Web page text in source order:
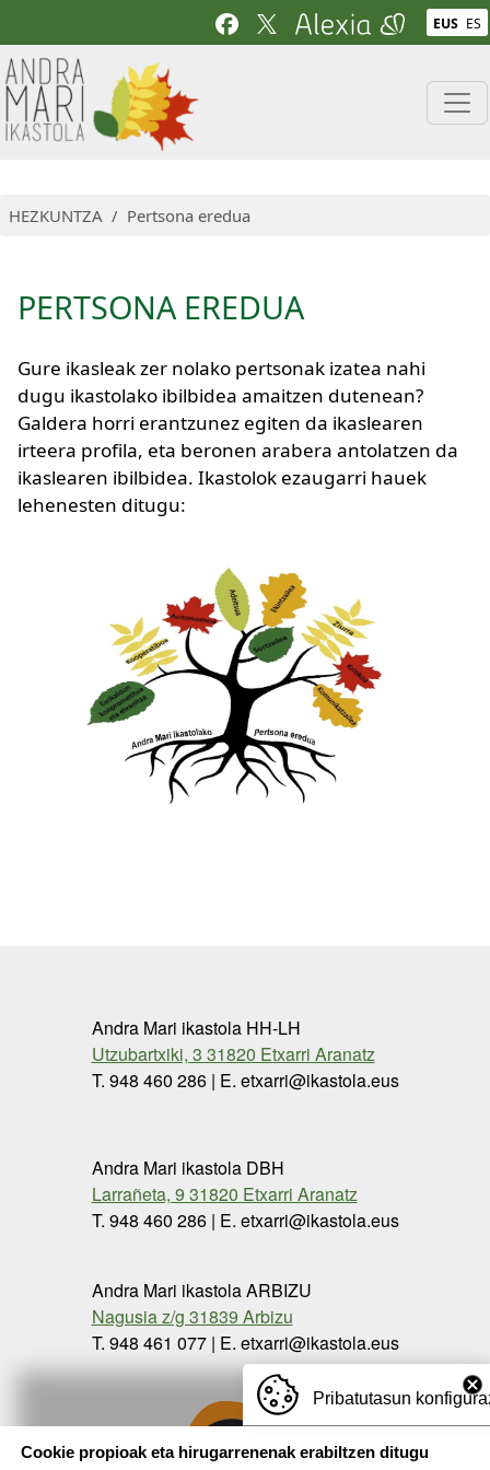
EUS ES
HEZKUNTZA Pertsona eredua
PERTSONA EREDUA
Gure ikasleak zer nolako pertsonak izatea nahi
dugu ikastolako ibilbidea amaitzen dutenean?
Galdera horri erantzunez egiten da ikaslearen
irteera profila, eta beronen arabera antolatzen da
ikaslearen ibilbidea. Ikastolok ezaugarri hauek
lehenesten ditugu:
Andra Mari ikastola HH-LH
Utzubartxiki, 3 31820 Etxarri Aranatz
T. 948 460 286 | E. etxarri@ikastola.eus
Andra Mari ikastola DBH
Larrañeta, 9 31820 Etxarri Aranatz
T. 948 460 286 | E. etxarri@ikastola.eus
Andra Mari ikastola ARBIZU
Nagusia z/g 31839 Arbizu
T. 948 461 077 | E. etxarri@ikastola.eus
Pribatutasun
Cookie propioak eta hirugarrenenak erabiltzen ditugu